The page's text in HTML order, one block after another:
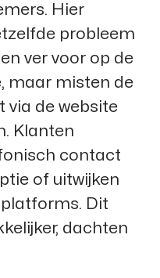
Hier
probleem
ver voor op de
maar misten de
via de website
Klanten
contact
of uitwijken
Dit
dachten